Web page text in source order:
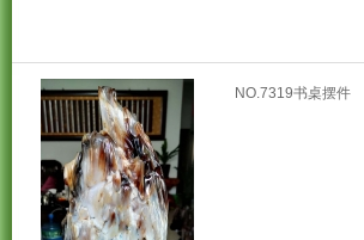
NO.7319书桌摆件